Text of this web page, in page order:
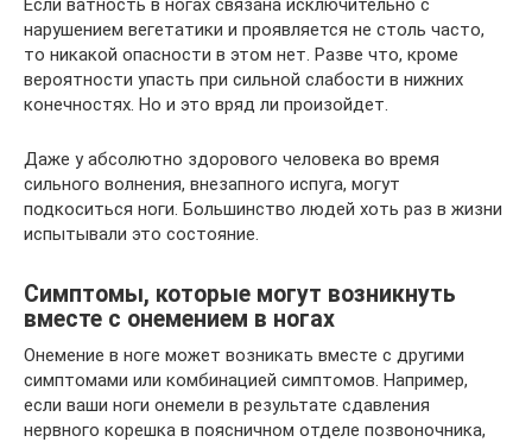
нарушением вегетатики и проявляется не столь часто,
то никакой опасности в этом нет. Разве что, кроме
вероятности упасть при сильной слабости в нижних
конечностях. Но и это вряд ли произойдет.
Даже у абсолютно здорового человека во время
сильного волнения, внезапного испуга, могут
подкоситься ноги. Большинство людей хоть раз в жизни
испытывали это состояние.
Симптомы, которые могут возникнуть
вместе с онемением в ногах
Онемение в ноге может возникать вместе с другими
симптомами или комбинацией симптомов. Например,
если ваши ноги онемели в результате сдавления
нервного корешка в поясничном отделе позвоночника,